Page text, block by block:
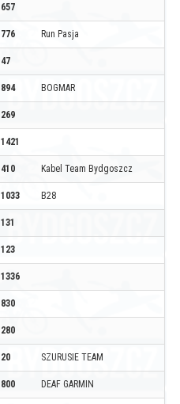
657
776 Run Pasja
47
894 BOGMAR
269
1421
410 Kabel Team Bydgoszcz
1033 B28
131
123
1336
830
280
20 SZURUSIE TEAM
800 DEAF GARMIN